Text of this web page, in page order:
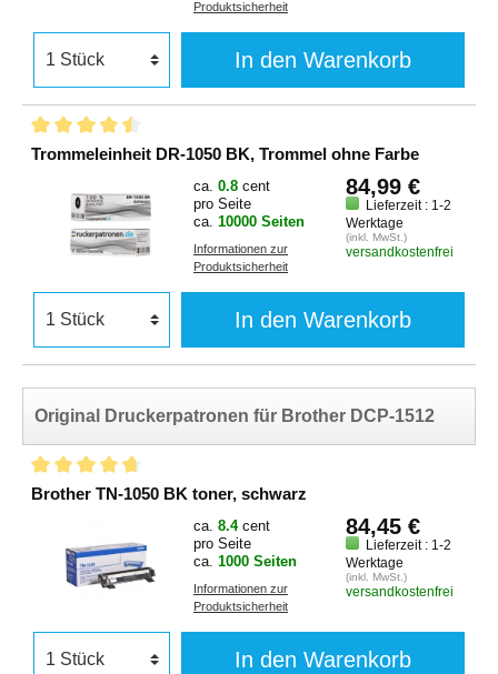
Produktsicherheit
In den Warenkorb
Trommeleinheit DR-1050 BK, Trommel ohne Farbe
ca. 0.8 cent
pro Seite
ca. 10000 Seiten
Informationen zur
Produktsicherheit
84,99 €
Lieferzeit : 1-2
Werktage
(inkl. MwSt.)
versandkostenfrei
In den Warenkorb
Original Druckerpatronen für Brother DCP-1512
Brother TN-1050 BK toner, schwarz
ca. 8.4 cent
pro Seite
ca. 1000 Seiten
Informationen zur
Produktsicherheit
84,45 €
Lieferzeit : 1-2
Werktage
(inkl. MwSt.)
versandkostenfrei
In den Warenkorb